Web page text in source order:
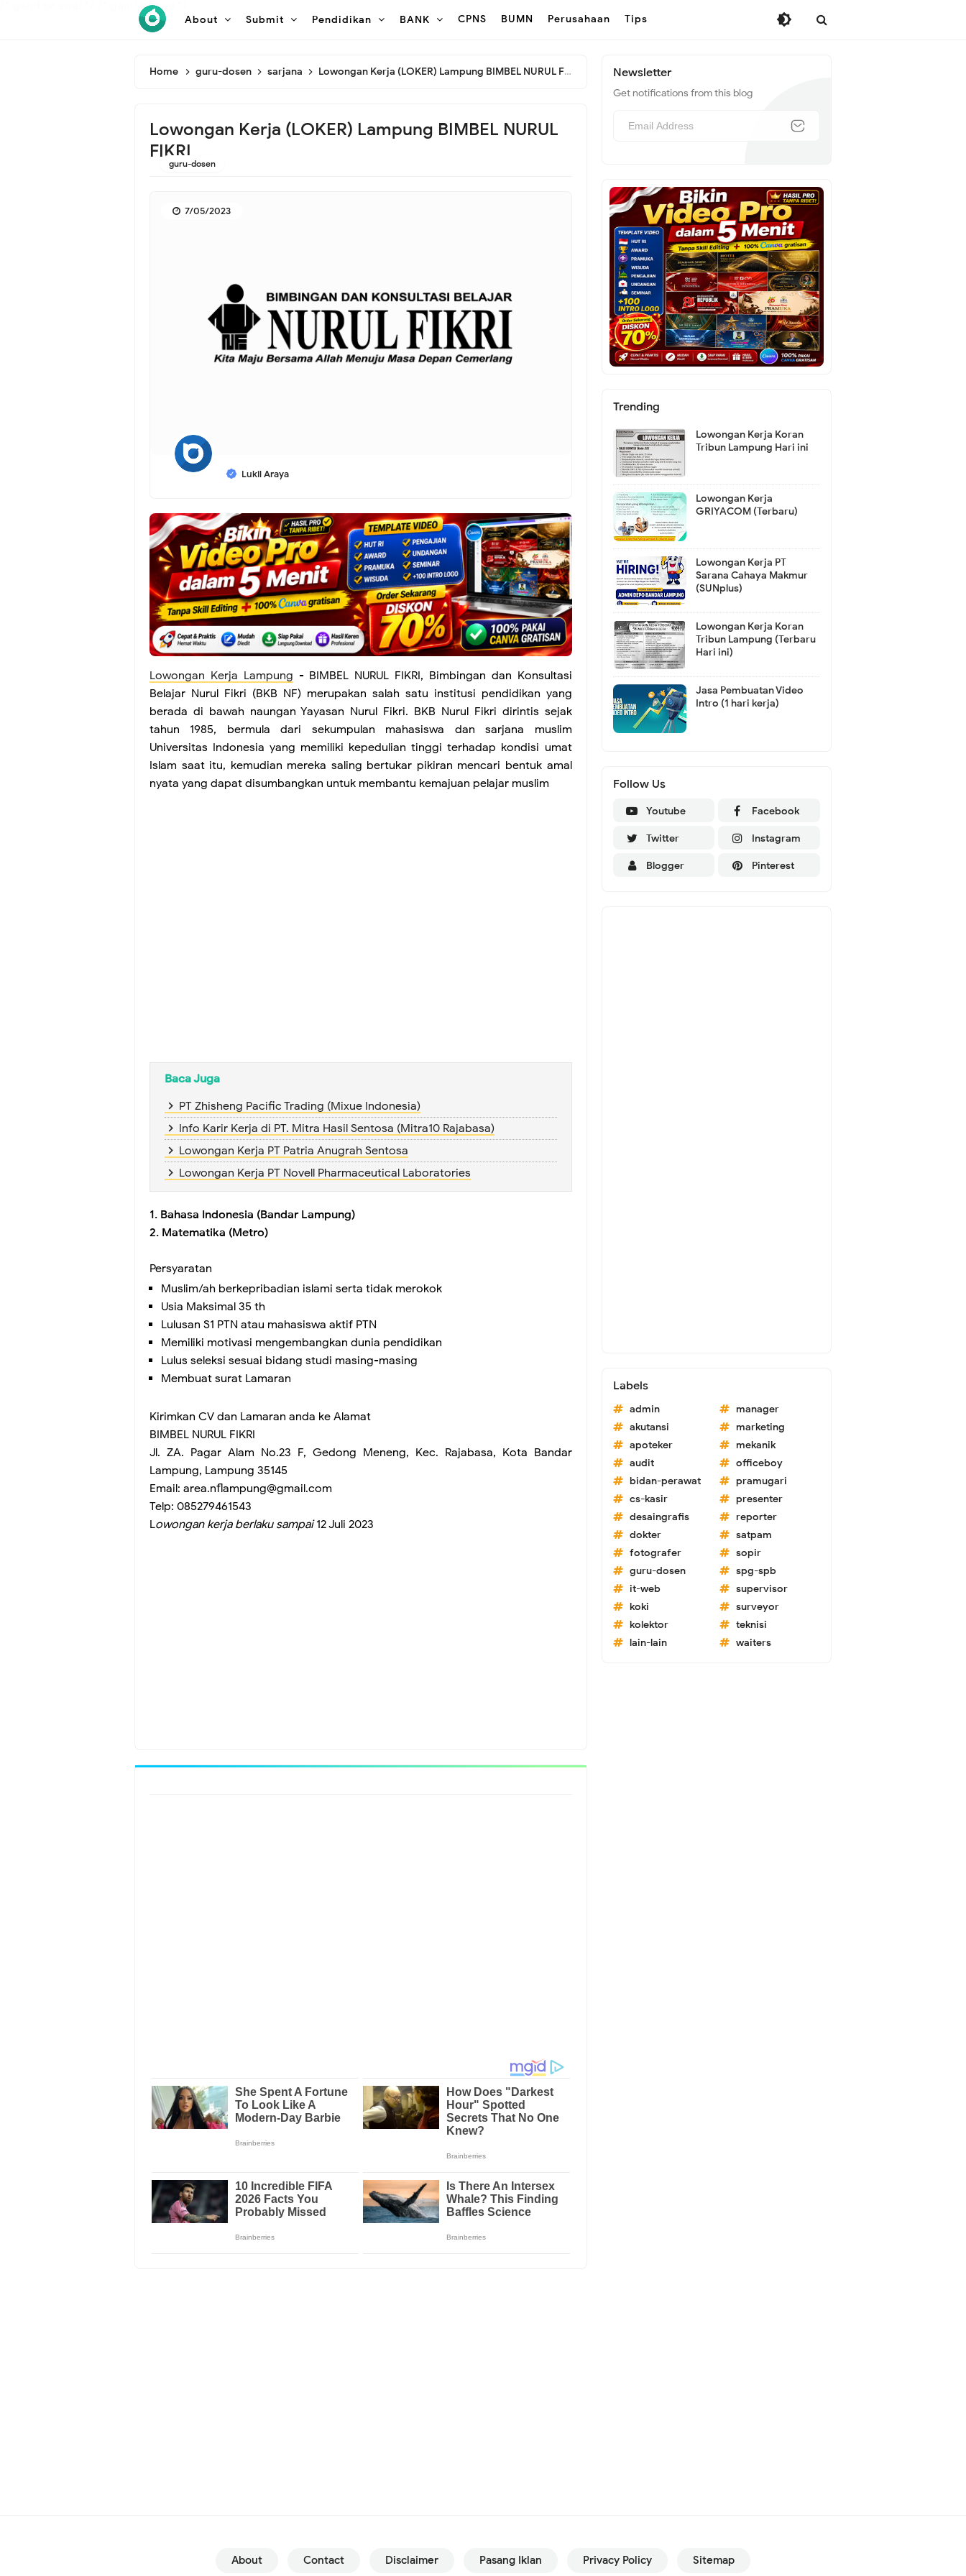
/* ganti br end */
About Submit Pendidikan BANK CPNS BUMN Perusahaan Tips
Home guru-dosen sarjana Lowongan Kerja (LOKER) Lampung BIMBEL NURUL FIKRI
Lowongan Kerja (LOKER) Lampung BIMBEL NURUL
FIKRI
guru-dosen
Lukil Araya
7/05/2023
Lowongan Kerja Lampung - BIMBEL NURUL FIKRI, Bimbingan dan Konsultasi
Belajar Nurul Fikri (BKB NF) merupakan salah satu institusi pendidikan yang
berada di bawah naungan Yayasan Nurul Fikri. BKB Nurul Fikri dirintis sejak
tahun 1985, bermula dari sekumpulan mahasiswa dan sarjana muslim
Universitas Indonesia yang memiliki kepedulian tinggi terhadap kondisi umat
Islam saat itu, kemudian mereka saling bertukar pikiran mencari bentuk amal
nyata yang dapat disumbangkan untuk membantu kemajuan pelajar muslim
Baca Juga
PT Zhisheng Pacific Trading (Mixue Indonesia)
Info Karir Kerja di PT. Mitra Hasil Sentosa (Mitra10 Rajabasa)
Lowongan Kerja PT Patria Anugrah Sentosa
Lowongan Kerja PT Novell Pharmaceutical Laboratories
1. Bahasa Indonesia (Bandar Lampung)
2. Matematika (Metro)
Persyaratan
Muslim/ah berkepribadian islami serta tidak merokok
Usia Maksimal 35 th
Lulusan S1 PTN atau mahasiswa aktif PTN
Memiliki motivasi mengembangkan dunia pendidikan
Lulus seleksi sesuai bidang studi masing-masing
Membuat surat Lamaran
Kirimkan CV dan Lamaran anda ke Alamat
BIMBEL NURUL FIKRI
Jl. ZA. Pagar Alam No.23 F, Gedong Meneng, Kec. Rajabasa, Kota Bandar
Lampung, Lampung 35145
Email: area.nflampung@gmail.com
Telp: 085279461543
Lowongan kerja berlaku sampai12 Juli 2023
Newsletter
Get notifications from this blog
Trending
Lowongan Kerja Koran
Tribun Lampung Hari ini
Lowongan Kerja
GRIYACOM (Terbaru)
Lowongan Kerja PT
Sarana Cahaya Makmur
(SUNplus)
Lowongan Kerja Koran
Tribun Lampung (Terbaru
Hari ini)
Jasa Pembuatan Video
Intro (1 hari kerja)
Follow Us
Youtube Facebook
Twitter Instagram
Blogger Pinterest
Labels
admin
akutansi
apoteker
audit
bidan-perawat
cs-kasir
desaingrafis
dokter
fotografer
guru-dosen
it-web
koki
kolektor
lain-lain
manager
marketing
mekanik
officeboy
pramugari
presenter
reporter
satpam
sopir
spg-spb
supervisor
surveyor
teknisi
waiters
About Contact Disclaimer Pasang Iklan Privacy Policy Sitemap